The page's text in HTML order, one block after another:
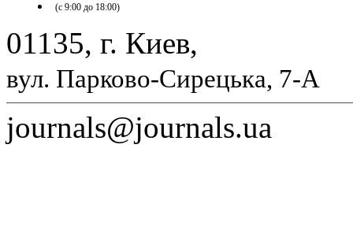
(с 9:00 до 18:00)
01135, г. Киев,
вул. Парково-Сирецька, 7-А
journals@journals.ua